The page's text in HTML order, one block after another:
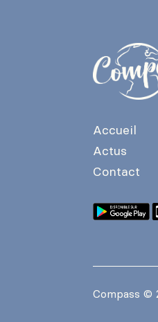
Accueil
Actus
Contact
Compass©